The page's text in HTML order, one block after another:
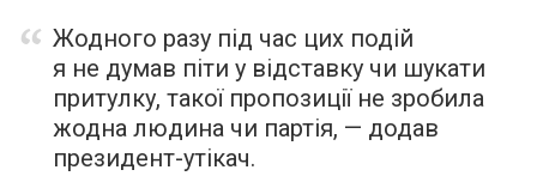
Жодного разу під час цих подій
я не думав піти у відставку чи шукати
притулку, такої пропозиції не зробила
жодна людина чи партія, — додав
президент-утікач.